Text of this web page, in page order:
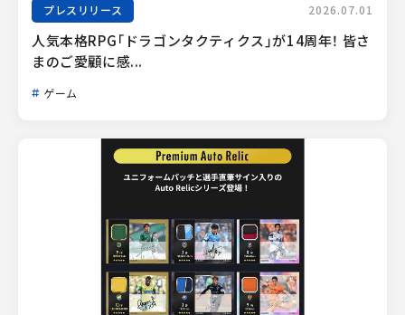
プレスリリース 2026.07.01
人気本格RPG「ドラゴンタクティクス」が14周年！ 皆さ
まのご愛顧に感...
ゲーム